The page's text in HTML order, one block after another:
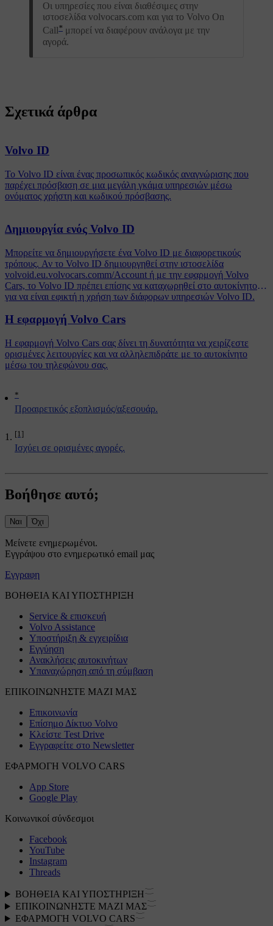
Οι υπηρεσίες που είναι διαθέσιμες στην
ιστοσελίδα volvocars.com και για το Volvo On
Call* μπορεί να διαφέρουν ανάλογα με την
αγορά.
*
Προαιρετικός εξοπλισμός/αξεσουάρ.
[1]
Ισχύει σε ορισμένες αγορές.
Σχετικά άρθρα
Volvo ID
Το Volvo ID είναι ένας προσωπικός κωδικός αναγνώρισης που
παρέχει πρόσβαση σε μια μεγάλη γκάμα υπηρεσιών μέσω
ονόματος χρήστη και κωδικού πρόσβασης.
Δημιουργία ενός Volvo ID
Μπορείτε να δημιουργήσετε ένα Volvo ID με διαφορετικούς
τρόπους. Αν το Volvo ID δημιουργηθεί στην ιστοσελίδα
volvoid.eu.volvocars.comm/Account ή με την εφαρμογή Volvo
Cars, το Volvo ID πρέπει επίσης να καταχωρηθεί στο αυτοκίνητο
για να είναι εφικτή η χρήση των διάφορων υπηρεσιών Volvo ID.
Η εφαρμογή Volvo Cars
Η εφαρμογή Volvo Cars σας δίνει τη δυνατότητα να χειρίζεστε
ορισμένες λειτουργίες και να αλληλεπιδράτε με το αυτοκίνητο
μέσω του τηλεφώνου σας.
Βοήθησε αυτό;
Ναι Όχι